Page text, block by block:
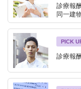
診療報
同一建
PICK
診療報